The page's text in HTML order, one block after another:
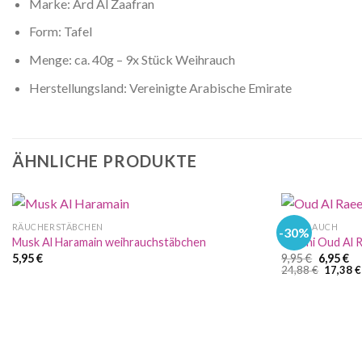
Marke: Ard Al Zaafran
Form: Tafel
Menge: ca. 40g – 9x Stück Weihrauch
Herstellungsland: Vereinigte Arabische Emirate
ÄHNLICHE PRODUKTE
RÄUCHERSTÄBCHEN
Musk Al Haramain weihrauchstäbchen
5,95€
-30%
WEIHRAUCH
dukhni Oud Al
9,95€
Preis
war:
6,95€
24,88€ 17,38€